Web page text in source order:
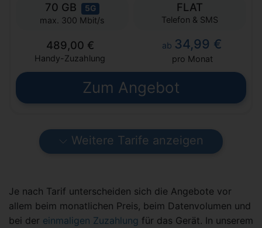
70 GB 5G
max. 300 Mbit/s
FLAT
Telefon & SMS
489,00 €
Handy-Zuzahlung
ab 34,99 €
pro Monat
Zum Angebot
Weitere Tarife anzeigen
Je nach Tarif unterscheiden sich die Angebote vor
allem beim monatlichen Preis, beim Datenvolumen und
bei der einmaligen Zuzahlung für das Gerät. In unserem